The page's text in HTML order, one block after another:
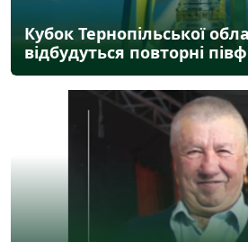
Кубок Тернопільської
відбудуться повторні